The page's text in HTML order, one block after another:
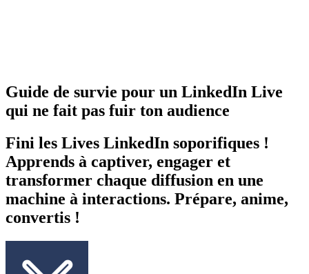
Guide de survie pour un LinkedIn Live
qui ne fait pas fuir ton audience
Fini les Lives LinkedIn soporifiques !
Apprends à captiver, engager et
transformer chaque diffusion en une
machine à interactions. Prépare, anime,
convertis !